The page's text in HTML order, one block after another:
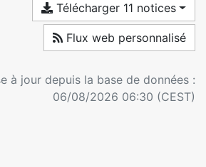
Télécharger 11 notices
Flux web personnalisé
à jour depuis la base de données :
06/08/2026 06:30 (CEST)